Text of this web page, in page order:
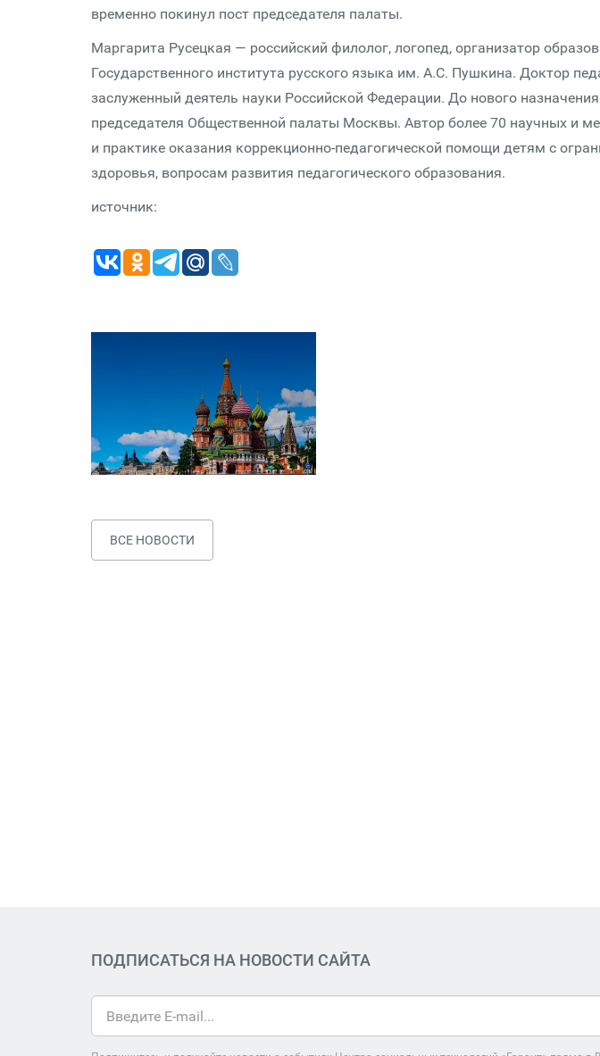
временно покинул пост председателя палаты.
Маргарита Русецкая — российский филолог, логопед, организатор
Государственного института русского языка им. А.С. Пушкина. Доктор
заслуженный деятель науки Российской Федерации. До нового
председателя Общественной палаты Москвы. Автор более 70 научных и
и практике оказания коррекционно-педагогической помощи детям с
здоровья, вопросам развития педагогического образования.
источник:
ВСЕ НОВОСТИ
ПОДПИСАТЬСЯ НА НОВОСТИ САЙТА